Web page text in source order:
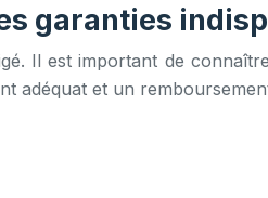
garanties
Il est important de
adéquat et un